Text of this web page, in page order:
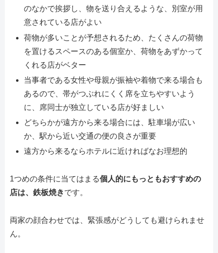
のなかで挨拶し、物を送り合えるような、別室が用
意されている店がよい
荷物が多いことが予想されるため、たくさんの荷物
を置けるスペースのある個室か、荷物をあずかって
くれる店がベター
当事者である女性や母親が振袖や着物で来る場合も
あるので、帯がつぶれにくく席を立ちやすいよう
に、席同士が独立している店が好ましい
どちらかが遠方から来る場合には、駐車場が広い
か、駅から近い交通の便の良さが重要
遠方から来るならホテルに近ければなお理想的
1つめの条件に当てはまる個人的にもっともおすすめの
店は、鉄板焼きです。
両家の顔合わせでは、緊張感がどうしても避けられませ
ん。